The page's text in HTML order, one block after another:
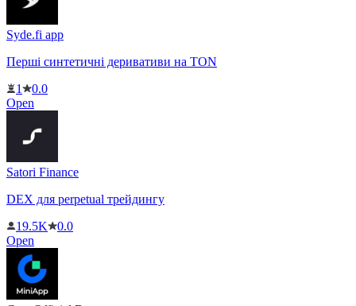
Syde.fi app
Перші синтетичні деривативи на TON
1
0.0
Open
Satori Finance
DEX для perpetual трейдингу
19.5K
0.0
Open